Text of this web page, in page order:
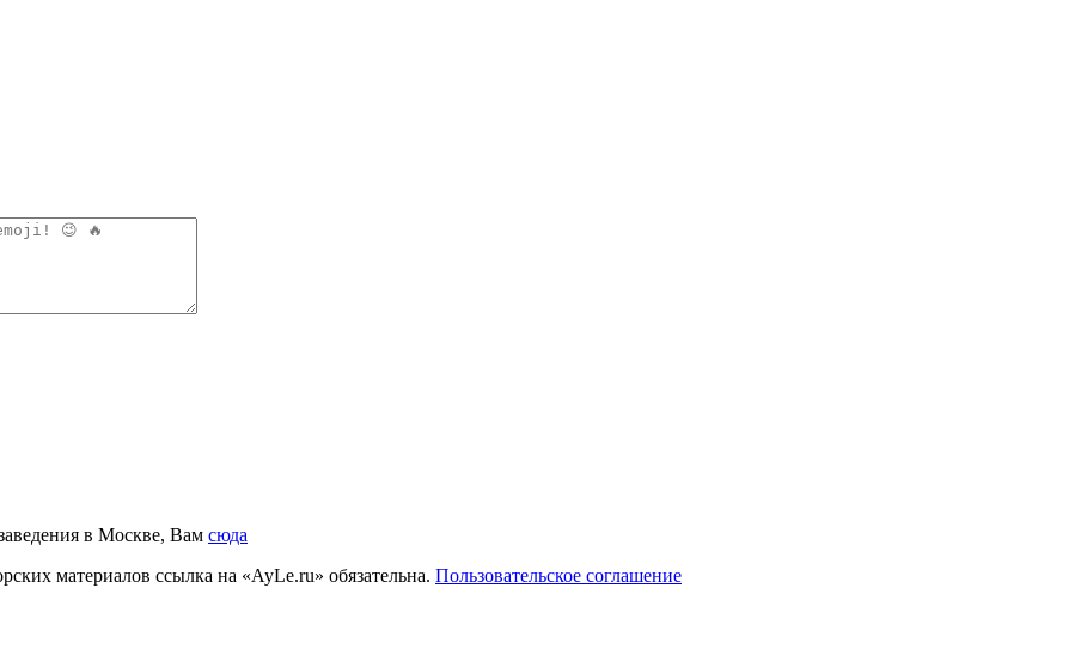
в Москве, Вам сюда
материалов ссылка на «AyLe.ru» обязательна. Пользовательское соглашение